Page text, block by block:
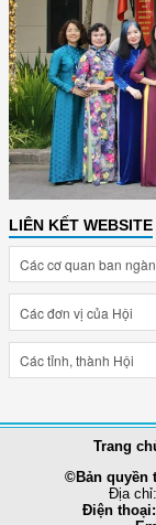
LIÊN KẾT WEBSITE
Trang
©Bản quyền
Địa
Điện thoại: